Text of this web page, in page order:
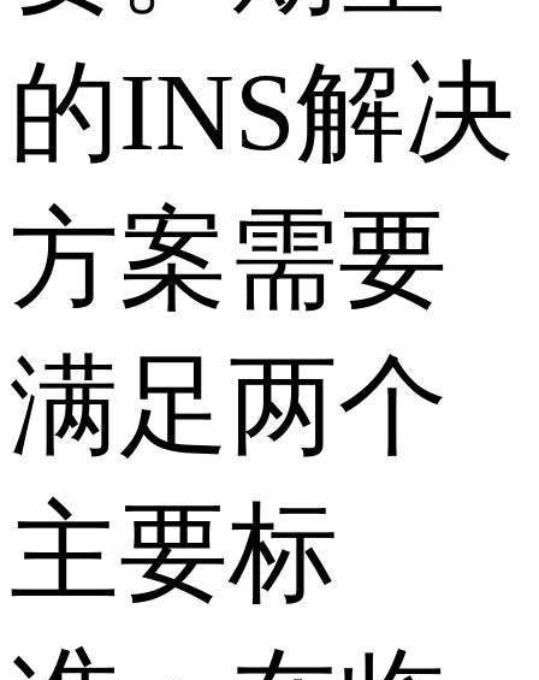
的INS解决
方案需要
满足两个
主要标